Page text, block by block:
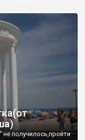
получилось,пройти